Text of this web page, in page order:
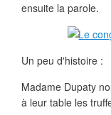
ensuite la parole.
Un peu d'histoire :
Madame Dupaty
à leur table les